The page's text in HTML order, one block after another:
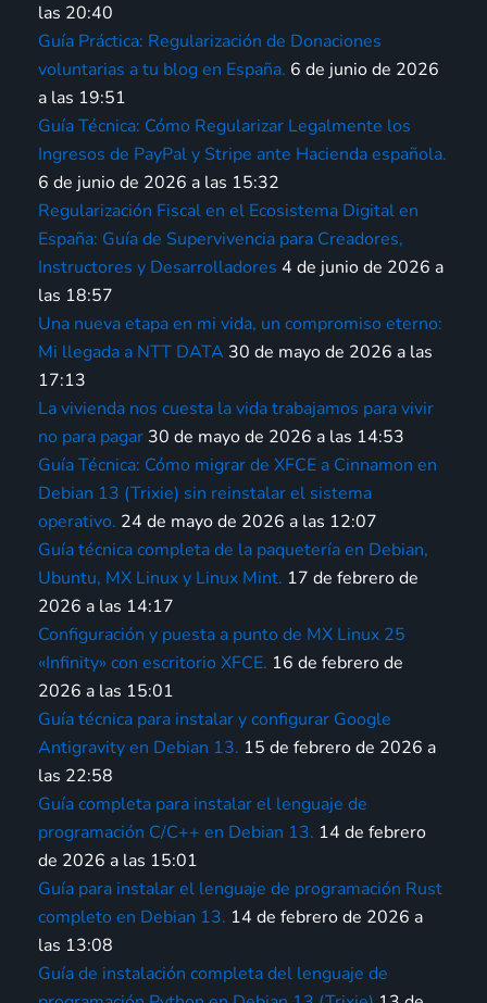
las 20:40
Guía Práctica: Regularización de Donaciones
voluntarias a tu blog en España. 6 de junio de 2026
a las 19:51
Guía Técnica: Cómo Regularizar Legalmente los
Ingresos de PayPal y Stripe ante Hacienda española.
6 de junio de 2026 a las 15:32
Regularización Fiscal en el Ecosistema Digital en
España: Guía de Supervivencia para Creadores,
Instructores y Desarrolladores 4 de junio de 2026 a
las 18:57
Una nueva etapa en mi vida, un compromiso eterno:
Mi llegada a NTT DATA 30 de mayo de 2026 a las
17:13
La vivienda nos cuesta la vida trabajamos para vivir
no para pagar 30 de mayo de 2026 a las 14:53
Guía Técnica: Cómo migrar de XFCE a Cinnamon en
Debian 13 (Trixie) sin reinstalar el sistema
operativo. 24 de mayo de 2026 a las 12:07
Guía técnica completa de la paquetería en Debian,
Ubuntu, MX Linux y Linux Mint. 17 de febrero de
2026 a las 14:17
Configuración y puesta a punto de MX Linux 25
«Infinity» con escritorio XFCE. 16 de febrero de
2026 a las 15:01
Guía técnica para instalar y configurar Google
Antigravity en Debian 13. 15 de febrero de 2026 a
las 22:58
Guía completa para instalar el lenguaje de
programación C/C++ en Debian 13. 14 de febrero
de 2026 a las 15:01
Guía para instalar el lenguaje de programación Rust
completo en Debian 13. 14 de febrero de 2026 a
las 13:08
Guía de instalación completa del lenguaje de